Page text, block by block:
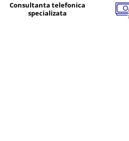
Consultanta telefonica
specializata